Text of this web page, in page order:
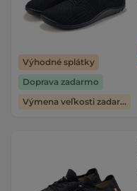
Výhodné splátky
Doprava zadarmo
Výmena veľkosti zadarmo